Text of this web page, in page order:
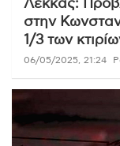
Λέκκας:
στην
1/3 των
06/05/2025, 21:24